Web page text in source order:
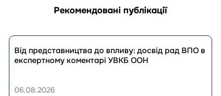
Рекомендовані публікації
Перейти
до
публікації
до
Від представництва до впливу: досвід рад ВПО в
експертному коментарі УВКБ ООН
06.08.2026